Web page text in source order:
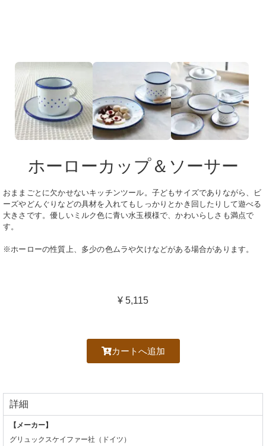
ホーローカップ＆ソーサー
おままごとに欠かせないキッチンツール。子どもサイズでありながら、ビ
ーズやどんぐりなどの具材を入れてもしっかりとかき回したりして遊べる
大きさです。優しいミルク色に青い水玉模様で、かわいらしさも満点で
す。
※ホーローの性質上、多少の色ムラや欠けなどがある場合があります。
¥ 5,115
カートへ追加
詳細
【メーカー】
グリュックスケイファー社（ドイツ）